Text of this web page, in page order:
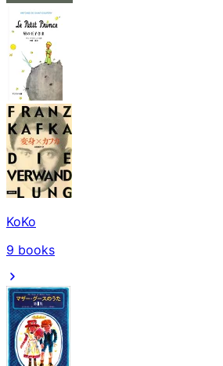
KoKo
9 books